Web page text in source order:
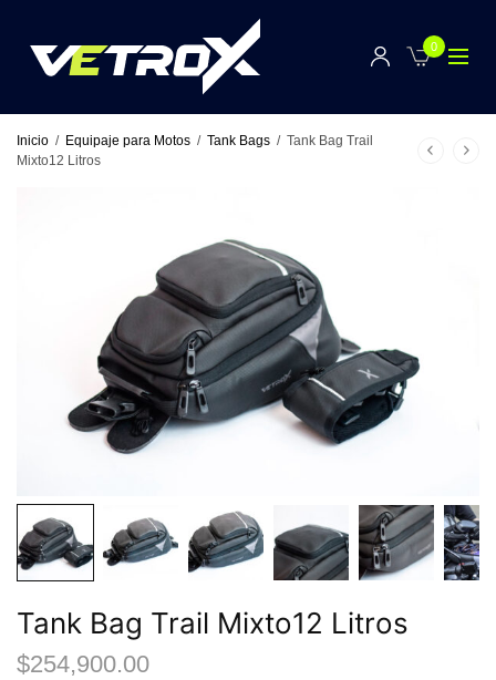
0
Inicio / Equipaje para Motos / Tank Bags / Tank Bag Trail
Mixto12 Litros
Tank Bag Trail Mixto12 Litros
$254,900.00